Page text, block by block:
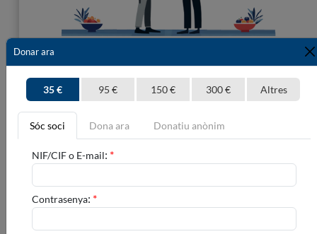
Fes-te'n voluntari
Gràcies als voluntaris, Mans Unides treballa des de 1960 per fer
Mans Unides es va constituir com una organització de
Fes-te'n voluntari
Donar ara
35 € 95 € 150 € 300 € Altres
Sóc soci Dona ara Donatiu anònim
NIF/CIF o E-mail: *
Contrasenya: *